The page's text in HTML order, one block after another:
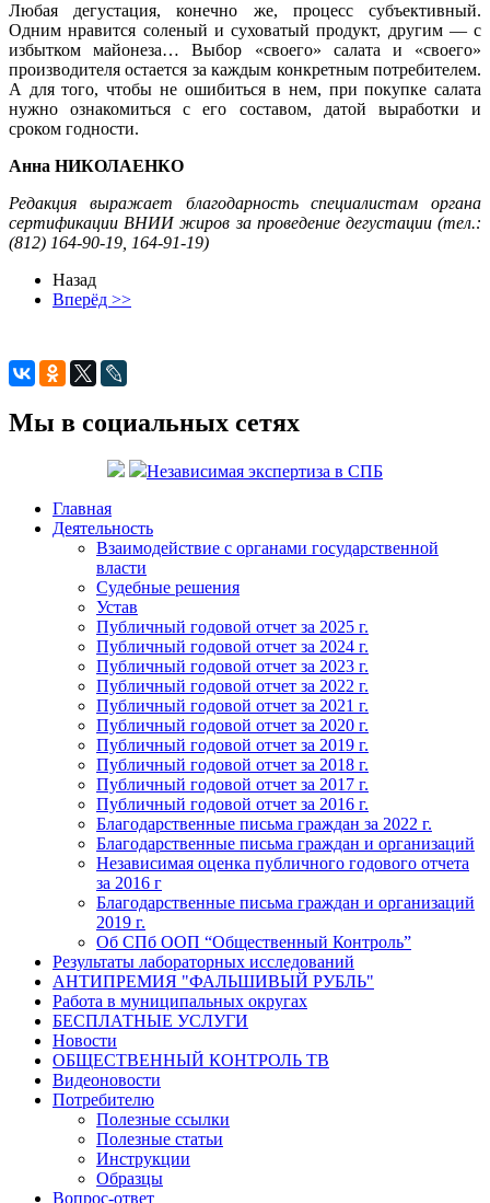
Любая дегустация, конечно же, процесс субъективный.
Одним нравится соленый и суховатый продукт, другим — с
избытком майонеза… Выбор «своего» салата и «своего»
производителя остается за каждым конкретным потребителем.
А для того, чтобы не ошибиться в нем, при покупке салата
нужно ознакомиться с его составом, датой выработки и
сроком годности.
Анна НИКОЛАЕНКО
Редакция выражает благодарность специалистам органа
сертификации ВНИИ жиров за проведение дегустации (тел.:
(812) 164-90-19, 164-91-19)
Назад
Вперёд >>
Мы в социальных сетях
Независимая экспертиза в СПБ
Главная
Деятельность
Взаимодействие с органами государственной
власти
Судебные решения
Устав
Публичный годовой отчет за 2025 г.
Публичный годовой отчет за 2024 г.
Публичный годовой отчет за 2023 г.
Публичный годовой отчет за 2022 г.
Публичный годовой отчет за 2021 г.
Публичный годовой отчет за 2020 г.
Публичный годовой отчет за 2019 г.
Публичный годовой отчет за 2018 г.
Публичный годовой отчет за 2017 г.
Публичный годовой отчет за 2016 г.
Благодарственные письма граждан за 2022 г.
Благодарственные письма граждан и организаций
Независимая оценка публичного годового отчета
за 2016 г
Благодарственные письма граждан и организаций
2019 г.
Об СПб ООП “Общественный Контроль”
Результаты лабораторных исследований
АНТИПРЕМИЯ "ФАЛЬШИВЫЙ РУБЛЬ"
Работа в муниципальных округах
БЕСПЛАТНЫЕ УСЛУГИ
Новости
ОБЩЕСТВЕННЫЙ КОНТРОЛЬ ТВ
Видеоновости
Потребителю
Полезные ссылки
Полезные статьи
Инструкции
Образцы
Вопрос-ответ